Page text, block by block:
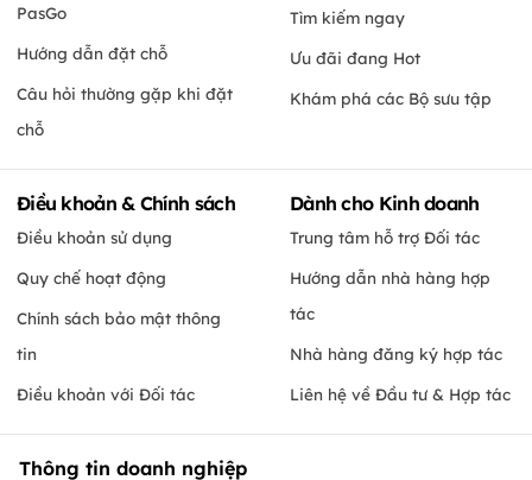
PasGo
Hướng dẫn đặt chỗ
Câu hỏi thường gặp khi đặt
chỗ
Tìm kiếm ngay
Ưu đãi đang Hot
Khám phá các Bộ sưu tập
Điều khoản & Chính sách
Điều khoản sử dụng
Quy chế hoạt động
Chính sách bảo mật thông
tin
Điều khoản với Đối tác
Dành cho Kinh doanh
Trung tâm hỗ trợ Đối tác
Hướng dẫn nhà hàng hợp
tác
Nhà hàng đăng ký hợp tác
Liên hệ về Đầu tư & Hợp tác
Thông tin doanh nghiệp